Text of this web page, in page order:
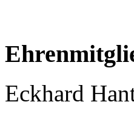
Eckhard